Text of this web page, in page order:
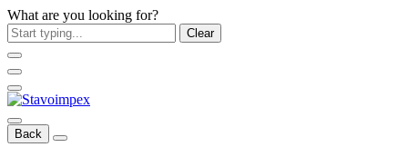
What are you looking for?
Clear
Back